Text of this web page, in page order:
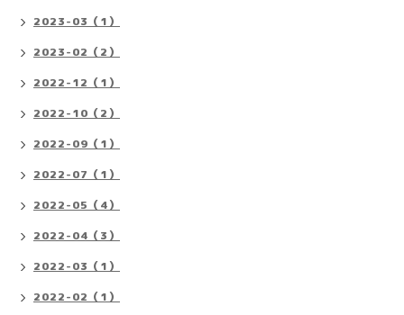
2023-03（1）
2023-02（2）
2022-12（1）
2022-10（2）
2022-09（1）
2022-07（1）
2022-05（4）
2022-04（3）
2022-03（1）
2022-02（1）